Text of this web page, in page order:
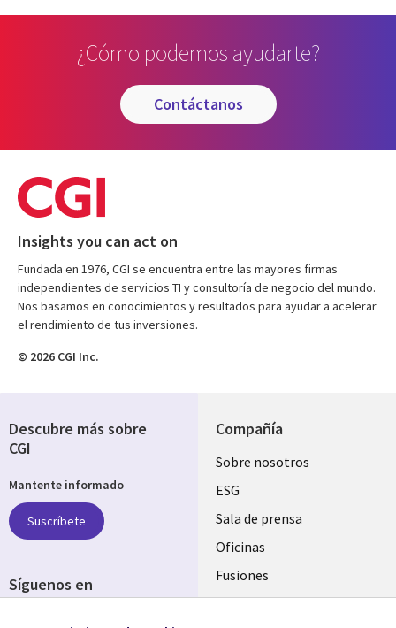
¿Cómo podemos ayudarte?
contáctanos
Insights you can act on
Fundada en 1976, CGI se encuentra entre las mayores firmas
independientes de servicios TI y consultoría de negocio del mundo.
Nos basamos en conocimientos y resultados para ayudar a acelerar
el rendimiento de tus inversiones.
© 2026 CGI Inc.
Compañía
Useful
links
SPAIN
Sobre nosotros
ESG
Sala de prensa
Oficinas
Fusiones
Inversores
Descubre más sobre
CGI
Mantente informado
Suscríbete
Síguenos en